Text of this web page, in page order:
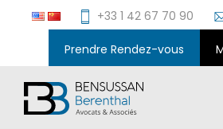
+33 1 42 67 70 90
Prendre Rendez-vous